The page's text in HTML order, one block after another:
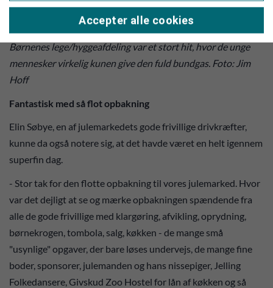
Børnenes lege/hyggeafdeling var et stort hit, hvor de unge
mennesker virkelig kunen give den fuld bundgas. Foto: Jim
Hoff
Fantastisk med så flot opbakning
Elin Søbye, en af julemarkedets gode frivillige drivkræfter,
kunne da også notere sig, at det havde været en helt igennem
superfin dag.
- Stor tak for den flotte opbakning til vores julemarked. Hvor
var det dejligt at se og mærke opbakningen spændende fra
alle de gode frivillige med klargøring, afvikling, oprydning,
børnekrogen, tombola, salg, køkken - de mange små
"usynlige" opgaver, der bare løses undervejs, de mange fine
boder, sponsorer, julemanden og hans nissepiger, Jelling
Folkedansere, Givskud Zoo Hostel for lån af køkken og så
Accepter alle cookies